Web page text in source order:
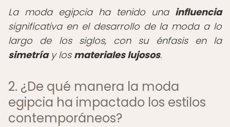
La moda egipcia ha tenido una influencia
significativa en el desarrollo de la moda a lo
largo de los siglos, con su énfasis en la
simetríay los materiales lujosos.
2. ¿De qué manera la moda
egipcia ha impactado los estilos
contemporáneos?